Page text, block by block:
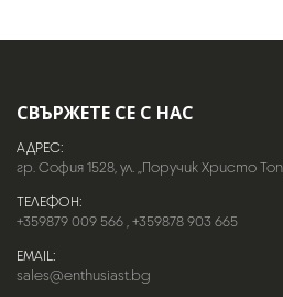
СВЪРЖЕТЕ СЕ С НАС
АДРЕС:
гр. София 1528, ул. „Поручик Христо
ТЕЛЕФОН:
+359879 009 566,+359878 903 665
EMAIL:
sales@enthusiast.bg